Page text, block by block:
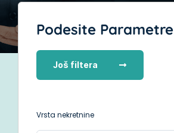
Podesite Parametre
Još filtera
Vrsta nekretnine